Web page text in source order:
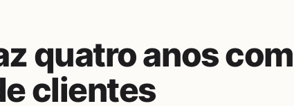
quatro anos
clientes